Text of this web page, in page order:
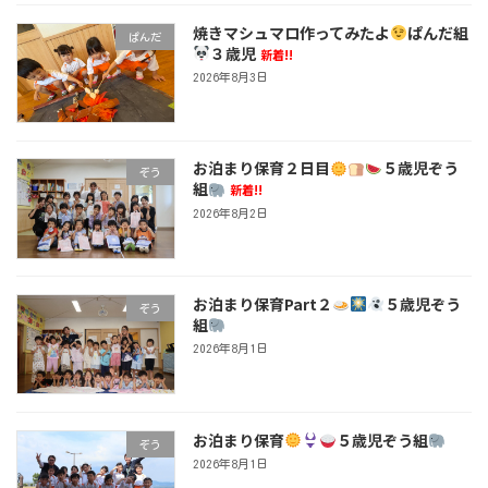
ぱんだ 焼きマシュマロ作ってみたよ
ぱんだ組
３歳児 新着!!
2026年8月3日
ぞう お泊まり保育２日目
５歳児ぞう
組
新着!!
2026年8月2日
ぞう お泊まり保育Part２
５歳児ぞう
組
2026年8月1日
ぞう お泊まり保育 ５歳児ぞう組
2026年8月1日